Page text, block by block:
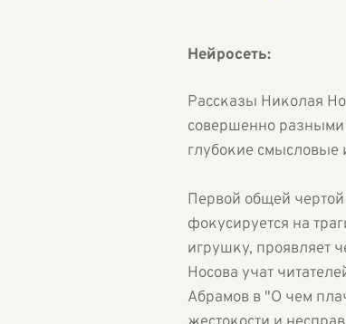
Нейросеть:
Рассказы Николая
совершенно разными
глубокие смысловые
Первой общей чертой
фокусируется на
игрушку, проявляет
Носова учат
Абрамов в "О чем